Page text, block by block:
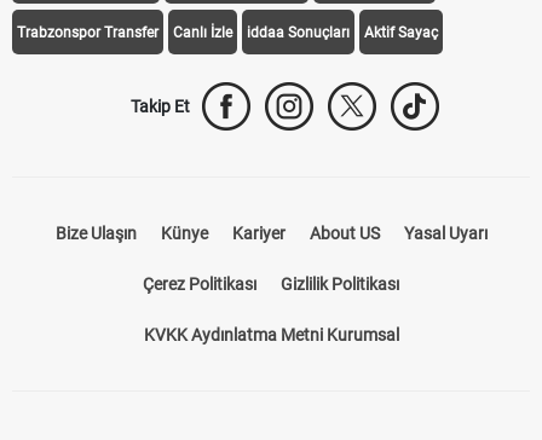
Trabzonspor Transfer Canlı İzle iddaa Sonuçları Aktif Sayaç
Takip Et
Bize Ulaşın Künye Kariyer About US Yasal Uyarı
Çerez Politikası Gizlilik Politikası
KVKK Aydınlatma Metni Kurumsal